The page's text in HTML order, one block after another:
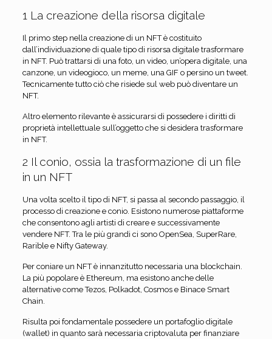
1 La creazione della risorsa digitale
Il primo step nella creazione di un NFT è costituito
dall’individuazione di quale tipo di risorsa digitale trasformare
in NFT. Può trattarsi di una foto, un video, un’opera digitale, una
canzone, un videogioco, un meme, una GIF o persino un tweet.
Tecnicamente tutto ciò che risiede sul web può diventare un
NFT.
Altro elemento rilevante è assicurarsi di possedere i diritti di
proprietà intellettuale sull’oggetto che si desidera trasformare
in NFT.
2 Il conio, ossia la trasformazione di un file
in un NFT
Una volta scelto il tipo di NFT, si passa al secondo passaggio, il
processo di creazione e conio. Esistono numerose piattaforme
che consentono agli artisti di creare e successivamente
vendere NFT. Tra le più grandi ci sono OpenSea, SuperRare,
Rarible e Nifty Gateway.
Per coniare un NFT è innanzitutto necessaria una blockchain.
La più popolare è Ethereum, ma esistono anche delle
alternative come Tezos, Polkadot, Cosmos e Binace Smart
Chain.
Risulta poi fondamentale possedere un portafoglio digitale
(wallet) in quanto sarà necessaria criptovaluta per finanziare